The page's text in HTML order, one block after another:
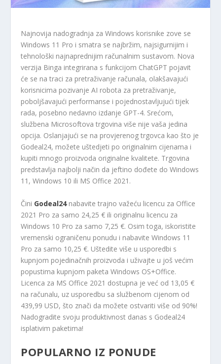
Najnovija nadogradnja za Windows korisnike zove se
Windows 11 Pro i smatra se najbržim, najsigurnijim i
tehnološki najnaprednijim računalnim sustavom. Nova
verzija Binga integrirana s funkcijom ChatGPT pojavit
će se na traci za pretraživanje računala, olakšavajući
korisnicima pozivanje AI robota za pretraživanje,
poboljšavajući performanse i pojednostavljujući tijek
rada, posebno nedavno izdanje GPT-4. Srećom,
službena Microsoftova trgovina više nije vaša jedina
opcija. Oslanjajući se na provjerenog trgovca kao što je
Godeal24, možete uštedjeti po originalnim cijenama i
kupiti mnogo proizvoda originalne kvalitete. Trgovina
predstavlja najbolji način da jeftino dođete do Windows
11, Windows 10 ili MS Office 2021.
Čini Godeal24nabavite trajno važeću licencu za Office
2021 Pro za samo 24,25 € ili originalnu licencu za
Windows 10 Pro za samo 7,25 €. Osim toga, iskoristite
vremenski ograničenu ponudu i nabavite Windows 11
Pro za samo 10,25 €. Uštedite više u usporedbi s
kupnjom pojedinačnih proizvoda i uživajte u još većim
popustima kupnjom paketa Windows OS+Office.
Licenca za MS Office 2021 dostupna je već od 13,05 €
na računalu, uz usporedbu sa službenom cijenom od
439,99 USD, što znači da možete ostvariti više od 90%!
Nadogradite svoju produktivnost danas s Godeal24
isplativim paketima!
POPULARNO IZ PONUDE